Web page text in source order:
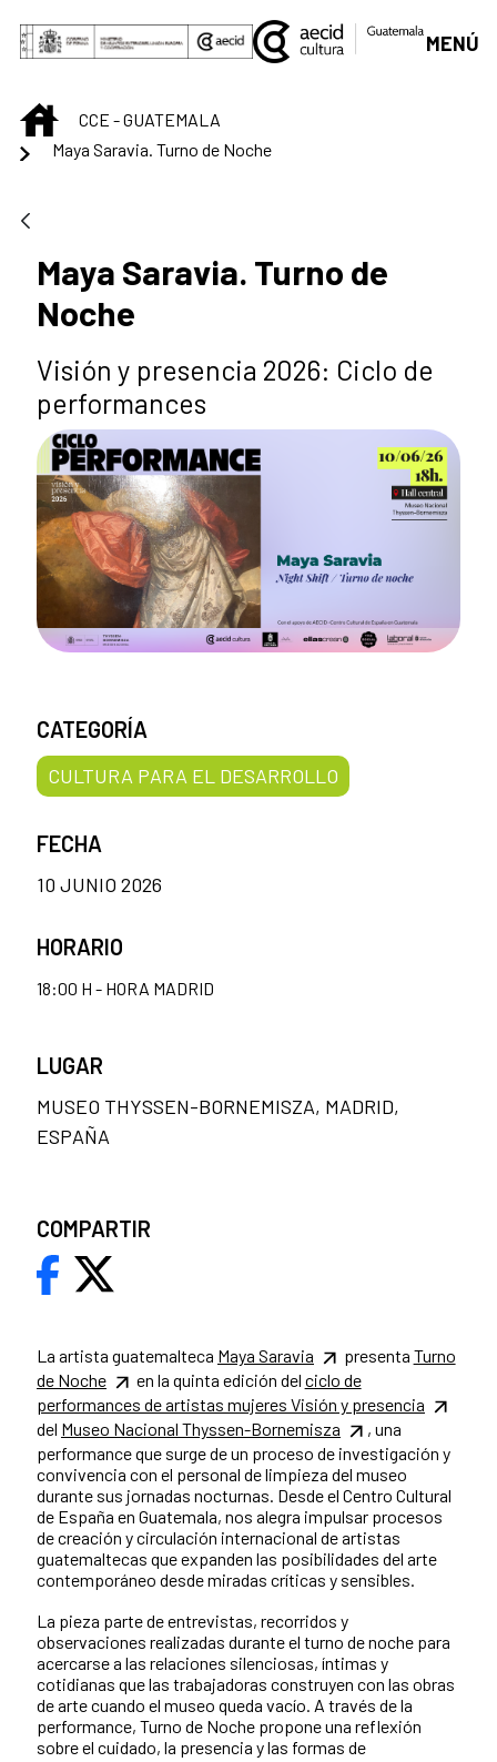
Saltar al contenido principal
MENÚ
INICIOCCE - GUATEMALA
Maya Saravia. Turno de Noche
Maya Saravia. Turno de
Noche
Visión y presencia 2026: Ciclo de
performances
La artista guatemalteca Maya Saravia presenta Turno
de Noche
en la quinta edición del ciclo de
performances de artistas mujeres Visión y presencia
del Museo Nacional Thyssen-Bornemisza
, una
performance que surge de un proceso de investigación y
convivencia con el personal de limpieza del museo
durante sus jornadas nocturnas. Desde el Centro Cultural
de España en Guatemala, nos alegra impulsar procesos
de creación y circulación internacional de artistas
guatemaltecas que expanden las posibilidades del arte
contemporáneo desde miradas críticas y sensibles.
La pieza parte de entrevistas, recorridos y
observaciones realizadas durante el turno de noche para
acercarse a las relaciones silenciosas, íntimas y
cotidianas que las trabajadoras construyen con las obras
de arte cuando el museo queda vacío. A través de la
performance, Turno de Noche propone una reflexión
sobre el cuidado, la presencia y las formas de
CATEGORÍA
CULTURA PARA EL DESARROLLO
FECHA
10 JUNIO 2026
HORARIO
18:00 H - HORA MADRID
LUGAR
MUSEO THYSSEN-BORNEMISZA, MADRID,
ESPAÑA
COMPARTIR